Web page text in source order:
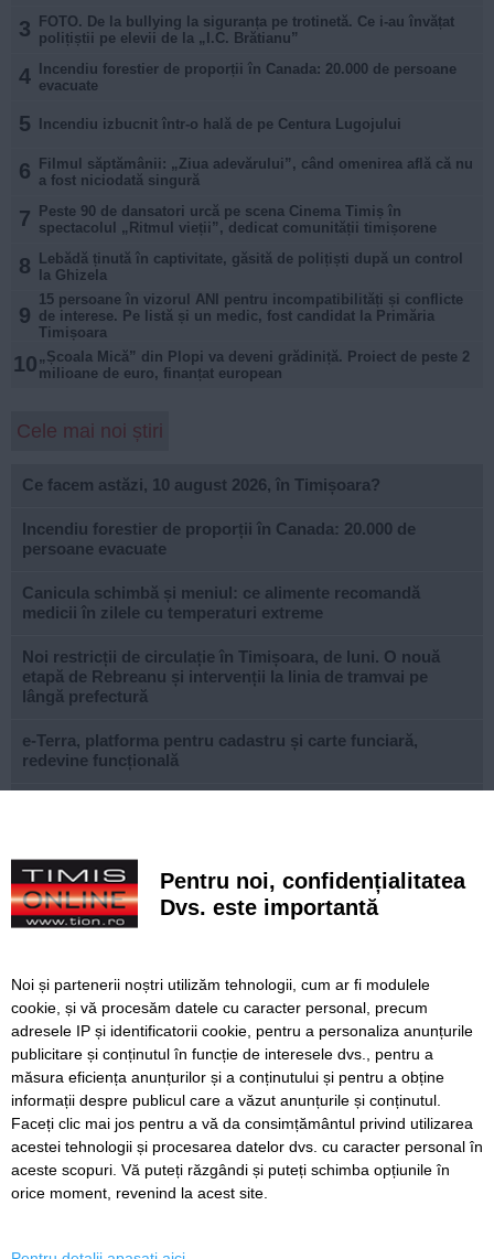
3
FOTO. De la bullying la siguranța pe trotinetă. Ce i-au învățat
polițiștii pe elevii de la „I.C. Brătianu”
4
Incendiu forestier de proporții în Canada: 20.000 de persoane
evacuate
5 Incendiu izbucnit într-o hală de pe Centura Lugojului
6
Filmul săptămânii: „Ziua adevărului”, când omenirea află că nu
a fost niciodată singură
7
Peste 90 de dansatori urcă pe scena Cinema Timiș în
spectacolul „Ritmul vieții”, dedicat comunității timișorene
8
Lebădă ținută în captivitate, găsită de polițiști după un control
la Ghizela
9
15 persoane în vizorul ANI pentru incompatibilități și conflicte
de interese. Pe listă și un medic, fost candidat la Primăria
Timișoara
10 „Școala Mică” din Plopi va deveni grădiniță. Proiect de peste 2
milioane de euro, finanțat european
Cele mai noi știri
Ce facem astăzi, 10 august 2026, în Timișoara?
Incendiu forestier de proporții în Canada: 20.000 de
persoane evacuate
Canicula schimbă și meniul: ce alimente recomandă
medicii în zilele cu temperaturi extreme
Noi restricții de circulație în Timișoara, de luni. O nouă
etapă de Rebreanu și intervenții la linia de tramvai pe
lângă prefectură
e-Terra, platforma pentru cadastru și carte funciară,
redevine funcțională
Ce facem astăzi, 9 august 2026, în Timișoara?
Misterioso! Început romantic de stagiune la Opera din
Construcție impresionantă din Imperiul Roman, scoasă la
iveală de nivelul scăzut al Dunării
Continuă modernizarea centrului pietonal al Lugojului.
Contract de 21 de milioane de lei, finanțat european
SERVICII Redactia
Folosinta Cookie-urilor
Pentru noi, confidențialitatea
Dvs. este importantă
Noi și partenerii noștri utilizăm tehnologii, cum ar fi modulele
cookie, și vă procesăm datele cu caracter personal, precum
adresele IP și identificatorii cookie, pentru a personaliza anunțurile
publicitare și conținutul în funcție de interesele dvs., pentru a
măsura eficiența anunțurilor și a conținutului și pentru a obține
informații despre publicul care a văzut anunțurile și conținutul.
Faceți clic mai jos pentru a vă da consimțământul privind utilizarea
acestei tehnologii și procesarea datelor dvs. cu caracter personal în
aceste scopuri. Vă puteți răzgândi și puteți schimba opțiunile în
orice moment, revenind la acest site.